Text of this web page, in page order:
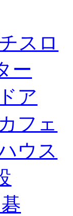
スロ
ー
ア
フェ
ウス